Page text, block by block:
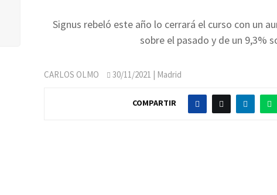
Signus rebeló este año lo cerrará el curso con un
sobre el pasado y de un 9,3%
CARLOS OLMO 30/11/2021 | Madrid
COMPARTIR